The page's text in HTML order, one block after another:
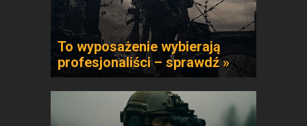
To wyposażenie wybierają
profesjonaliści – sprawdź »